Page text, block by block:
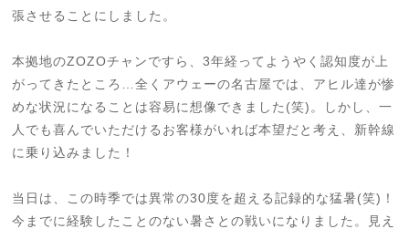
張させることにしました。
本拠地のZOZOチャンですら、3年経ってようやく認知度が上
がってきたところ…全くアウェーの名古屋では、アヒル達が惨
めな状況になることは容易に想像できました(笑)。しかし、一
人でも喜んでいただけるお客様がいれば本望だと考え、新幹線
に乗り込みました！
当日は、この時季では異常の30度を超える記録的な猛暑(笑)！
今までに経験したことのない暑さとの戦いになりました。見え